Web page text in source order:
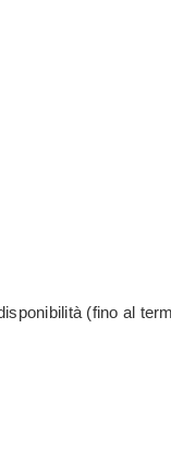
(fino al